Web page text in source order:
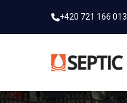
+420 721 166 013